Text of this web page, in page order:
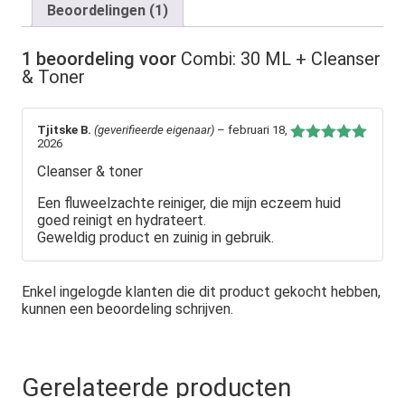
Beoordelingen (1)
1 beoordeling voor Combi: 30 ML + Cleanser
& Toner
Tjitske B. (geverifieerde eigenaar) – februari 18,
2026
Cleanser & toner
Een fluweelzachte reiniger, die mijn eczeem huid
goed reinigt en hydrateert.
Geweldig product en zuinig in gebruik.
Enkel ingelogde klanten die dit product gekocht hebben,
kunnen een beoordeling schrijven.
Gerelateerde producten